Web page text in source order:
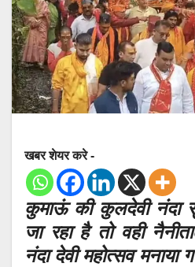
खबर शेयर करे -
कुमाऊं की कुलदेवी नंदा
जा रहा है तो वही
नंदा देवी महोत्सव मनाया